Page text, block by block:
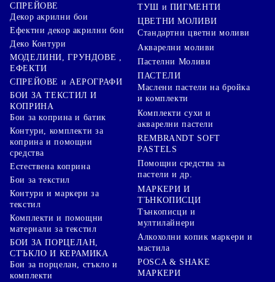
СПРЕЙОВЕ
Декор акрилни бои
Ефектни декор акрилни бои
Деко Контури
МОДЕЛИНИ, ГРУНДОВЕ ,
ЕФЕКТИ
СПРЕЙОВЕ и АЕРОГРАФИ
БОИ ЗА ТЕКСТИЛ И
КОПРИНА
Бои за коприна и батик
Контури, комплекти за
коприна и помощни
средства
Естествена коприна
Бои за текстил
Контури и маркери за
текстил
Комплекти и помощни
материали за текстил
БОИ ЗА ПОРЦЕЛАН,
СТЪКЛО И КЕРАМИКА
Бои за порцелан, стъкло и
комплекти
ТУШ и ПИГМЕНТИ
ЦВЕТНИ МОЛИВИ
Стандартни цветни моливи
Акварелни моливи
Пастелни Моливи
ПАСТЕЛИ
Маслени пастели на бройка
и комплекти
Комплекти сухи и
акварелни пастели
REMBRANDT SOFT
PASTELS
Помощни средства за
пастели и др.
МАРКЕРИ И
ТЪНКОПИСЦИ
Тънкописци и
мултилайнери
Алкохолни копик маркери и
мастила
POSCA & SHAKE
МАРКЕРИ